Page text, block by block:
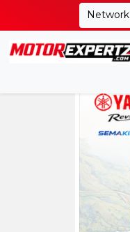
Network